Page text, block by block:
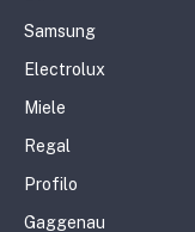
Samsung
Electrolux
Miele
Regal
Profilo
Gaggenau